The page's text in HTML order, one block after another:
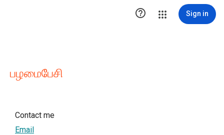
 Sign in
பழமைபேசி
Contact me
Email